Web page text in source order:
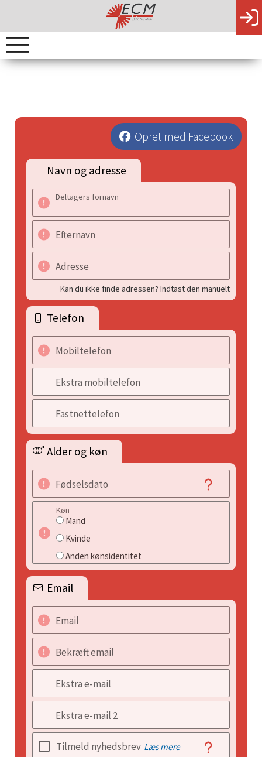
Opret med Facebook
Navn og adresse
Deltagers fornavn
Efternavn
Adresse
Kan du ikke finde adressen? Indtast den manuelt
Telefon
Mobiltelefon
Ekstra mobiltelefon
Fastnettelefon
Alder og køn
Fødselsdato
Køn
Mand
Kvinde
Anden kønsidentitet
Email
Email
Bekræft email
Ekstra e-mail
Ekstra e-mail 2
Tilmeld nyhedsbrev Læs mere